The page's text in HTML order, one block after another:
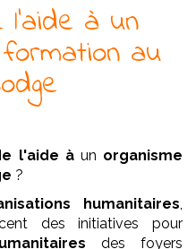
à un
au
l'aide àun organisme
?
humanitaires,
des initiatives pour
des foyers